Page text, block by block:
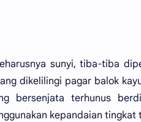
sunyi, tiba-tiba
dikelilingi pagar balok
bersenjata terhunus
kepandaian tingkat